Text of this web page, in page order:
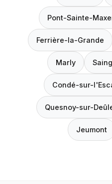
Pont-Sainte-
Ferrière-la-Grande
Marly
Condé-sur-
Quesnoy-sur-
Jeumont